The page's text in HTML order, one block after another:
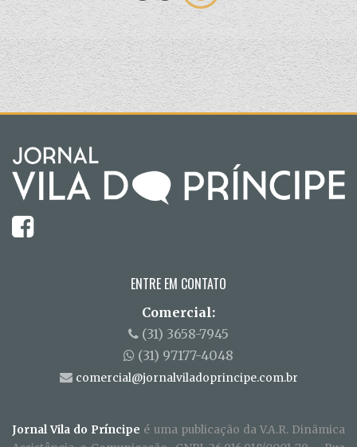
ENTRE EM CONTATO
Comercial:
(31) 3658-7945
(31) 97177-4048
comercial@jornalviladoprincipe.com.br
Jornal Vila do Príncipe é uma publicação da V.A.R. Dinãmica